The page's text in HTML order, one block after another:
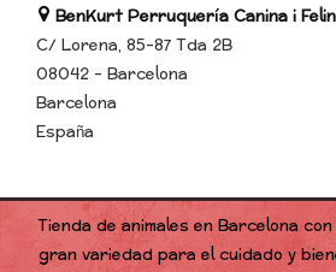
BenKurt Perruquería Canina i
C/ Lorena, 85-87 Tda 2B
08042 - Barcelona
Barcelona
España
Tienda de animales en Barcelona
gran variedad para el cuidado y